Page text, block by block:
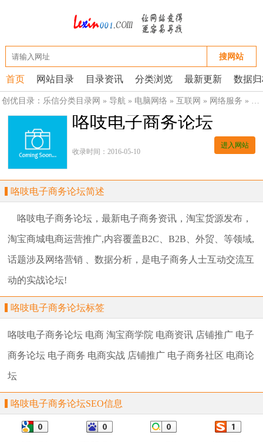
搜网站
首页 网站目录 目录资讯 分类浏览 最新更新 数据
创优目录： 乐信分类目录网 » 导航 » 电脑网络 » 互联网 » 网络服务 » 网
咯吱电子商务论坛
收录时间：2016-05-10
进入网站
咯吱电子商务论坛简述
咯吱电子商务论坛，最新电子商务资讯，淘宝货源发布，
淘宝商城电商运营推广,内容覆盖B2C、B2B、外贸、等领域,
话题涉及网络营销 、数据分析，是电子商务人士互动交流互
动的实战论坛!
咯吱电子商务论坛标签
咯吱电子商务论坛 电商 淘宝商学院 电商资讯 店铺推广 电子
商务论坛 电子商务 电商实战 店铺推广 电子商务社区 电商论
坛
咯吱电子商务论坛SEO信息